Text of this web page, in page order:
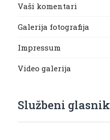
Vaši komentari
Galerija fotografija
Impressum
Video galerija
Službeni glasnik